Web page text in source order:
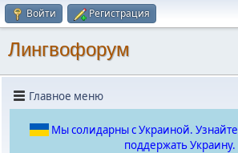
Войти Регистрация
Лингвофорум
Главное меню
Мы солидарны с Украиной. Узнайте
поддержать Украину.